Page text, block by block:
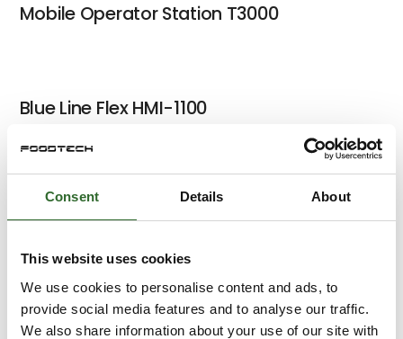
Consent Details About
This website uses cookies
We use cookies to personalise content and ads, to
provide social media features and to analyse our traffic.
We also share information about your use of our site with
Mobile Operator Station T3000
Blue Line Flex HMI-1100
Blue Line Flex HMI-1200
Waterproof Panel Mount HMI 7200
Series